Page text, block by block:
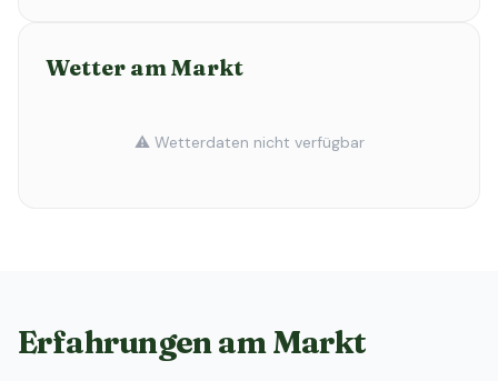
Wetter am Markt
⚠️ Wetterdaten nicht verfügbar
Erfahrungen am Markt